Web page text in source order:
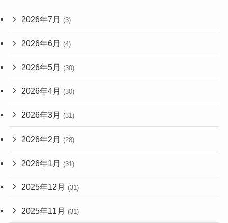
2026年7月 (3)
2026年6月 (4)
2026年5月 (30)
2026年4月 (30)
2026年3月 (31)
2026年2月 (28)
2026年1月 (31)
2025年12月 (31)
2025年11月 (31)